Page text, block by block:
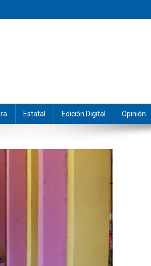
Estatal Edición Digital Opinión